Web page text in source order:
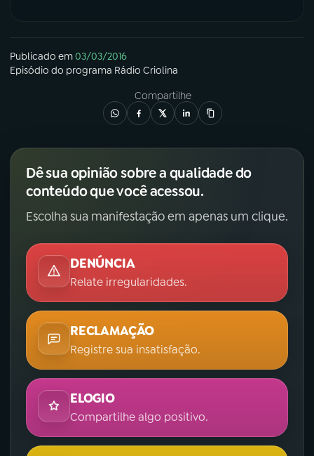
Publicado em03/03/2016
Episódio do programa Rádio Criolina
Compartilhe
Dê sua opinião sobre a qualidade do
conteúdo que você acessou.
Escolha sua manifestação em apenas um clique.
DENÚNCIA
Relate irregularidades.
RECLAMAÇÃO
Registre sua insatisfação.
ELOGIO
Compartilhe algo positivo.